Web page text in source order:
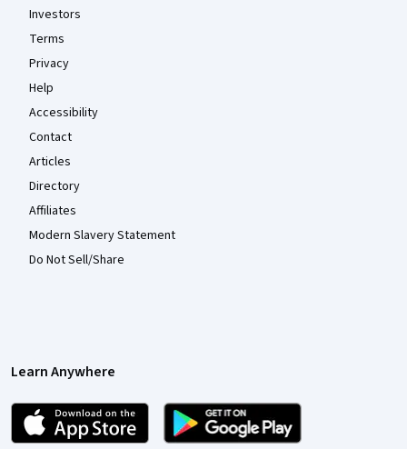
Investors
Terms
Privacy
Help
Accessibility
Contact
Articles
Directory
Affiliates
Modern Slavery Statement
Do Not Sell/Share
Learn Anywhere